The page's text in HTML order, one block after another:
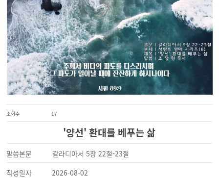
조회수 17
'양선' 환대를 베푸는 삶
말씀본문
갈라디아서 5장 22절-23절
작성일자
2026-08-02